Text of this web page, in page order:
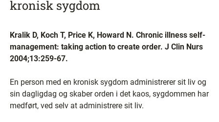
kronisk sygdom
Kralik D, Koch T, Price K, Howard N. Chronic illness self-
management: taking action to create order. J Clin Nurs
2004;13:259-67.
En person med en kronisk sygdom administrerer sit liv og
sin dagligdag og skaber orden i det kaos, sygdommen har
medført, ved selv at administrere sit liv.